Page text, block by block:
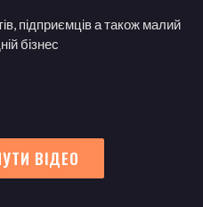
підприємців а також малий
бізнес
ВІДЕО